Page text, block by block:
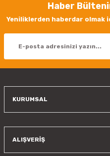
Ürün resmi kalitesiz, bozuk veya
Ürün bilgilerinde hatalar
Haber
Yeniliklerden haberdar olmak
KURUMSAL
ALIŞVERİŞ